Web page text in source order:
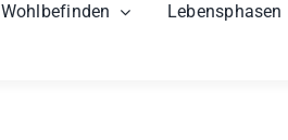
Wohlbefinden Lebensphasen